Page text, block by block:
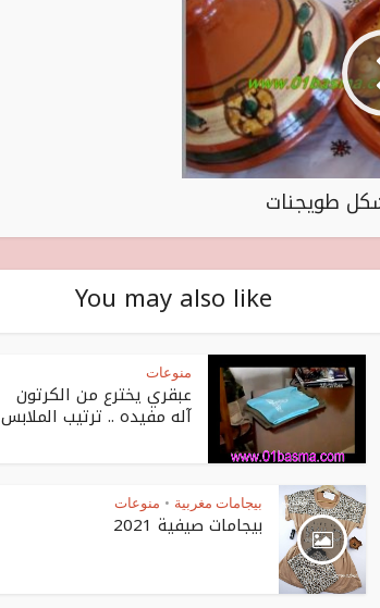
طويجنات
You may also like
منوعات
عبقري يخترع من الكرتون
آله مفيده .. ترتيب الملابس
بيجامات مغربية • منوعات
بيجامات صيفية 2021